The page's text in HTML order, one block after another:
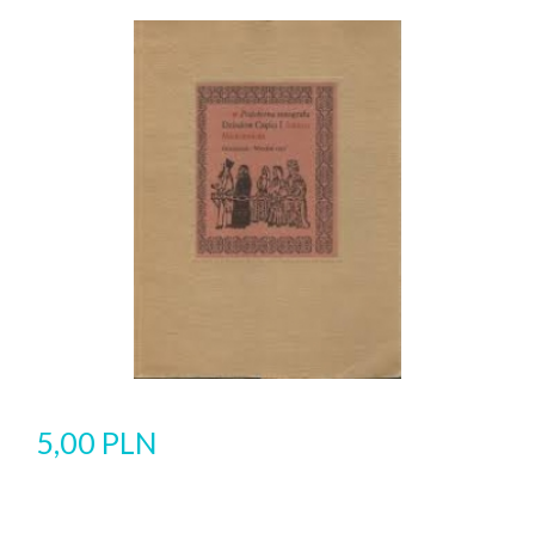
5,00 PLN